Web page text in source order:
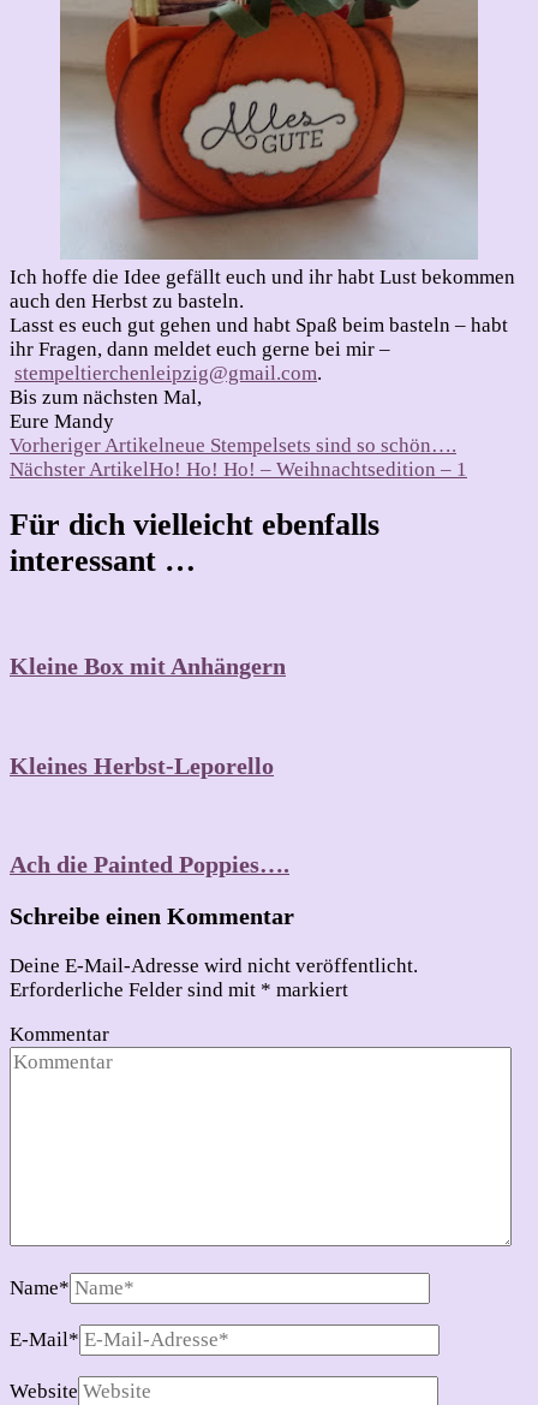
Ich hoffe die Idee gefällt euch und ihr habt Lust bekommen
auch den Herbst zu basteln.
Lasst es euch gut gehen und habt Spaß beim basteln – habt
ihr Fragen, dann meldet euch gerne bei mir –
stempeltierchenleipzig@gmail.com.
Bis zum nächsten Mal,
Eure Mandy
Beitragsnavigation
Vorheriger Artikelneue Stempelsets sind so schön….
Nächster ArtikelHo! Ho! Ho! – Weihnachtsedition – 1
Für dich vielleicht ebenfalls
interessant …
Kleine Box mit Anhängern
Kleines Herbst-Leporello
Ach die Painted Poppies….
Schreibe einen Kommentar
Deine E-Mail-Adresse wird nicht veröffentlicht.
Erforderliche Felder sind mit * markiert
Kommentar
Name*
E-Mail*
Website